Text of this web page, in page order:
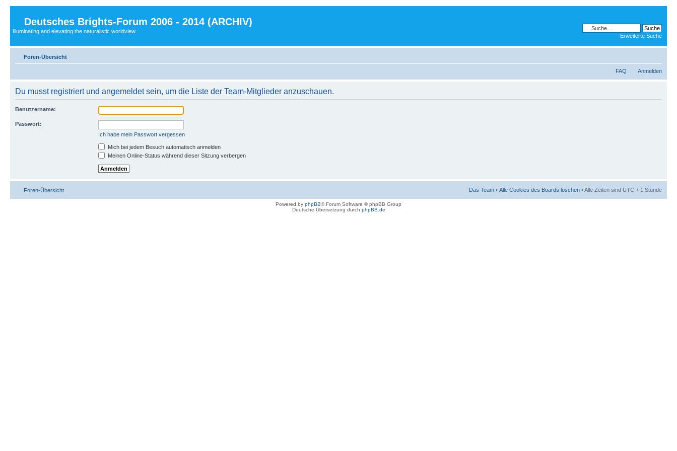
Deutsches Brights-Forum 2006 - 2014 (ARCHIV)
Illuminating and elevating the naturalistic worldview.
Erweiterte Suche
Foren-Übersicht
FAQ Anmelden
Du musst registriert und angemeldet sein, um die Liste der Team-Mitglieder anzuschauen.
Benutzername:
Passwort:
Ich habe mein Passwort vergessen
Mich bei jedem Besuch automatisch anmelden
Meinen Online-Status während dieser Sitzung verbergen
Foren-Übersicht Das Team • Alle Cookies des Boards löschen • Alle Zeiten sind UTC + 1 Stunde
Powered by phpBB® Forum Software © phpBB Group
Deutsche Übersetzung durch phpBB.de